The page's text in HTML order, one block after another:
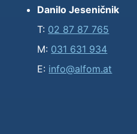
Danilo Jeseničnik
T: 02 87 87 765
M: 031 631 934
E: info@alfom.at